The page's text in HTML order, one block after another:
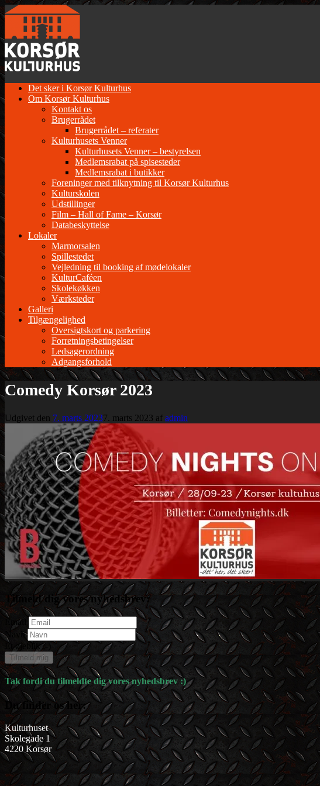
Gå
til
indhold
Det sker i Korsør Kulturhus
Om Korsør Kulturhus
Kontakt os
Brugerrådet
Brugerrådet – referater
Kulturhusets Venner
Kulturhusets Venner – bestyrelsen
Medlemsrabat på spisesteder
Medlemsrabat i butikker
Foreninger med tilknytning til Korsør Kulturhus
Kulturskolen
Udstillinger
Film – Hall of Fame – Korsør
Databeskyttelse
Lokaler
Marmorsalen
Spillestedet
Vejledning til booking af mødelokaler
KulturCaféen
Skolekøkken
Værksteder
Galleri
Tilgængelighed
Oversigtskort og parkering
Forretningsbetingelser
Ledsagerordning
Adgangsforhold
Comedy Korsør 2023
Udgivet den 7. marts 20237. marts 2023 af admin
Tilmeld dig vores nyhedsbrev:
Email
Navn
Et øjeblik :-)
Tilmeld mig
Tak fordi du tilmeldte dig vores nyhedsbrev :)
Du finder os her:
Kulturhuset
Skolegade 1
4220 Korsør